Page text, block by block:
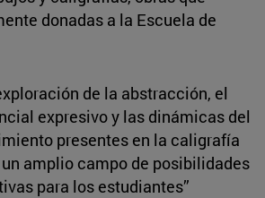
donadas a la Escuela de
de la abstracción, el
expresivo y las dinámicas del
presentes en la caligrafía
amplio campo de posibilidades
para los estudiantes”